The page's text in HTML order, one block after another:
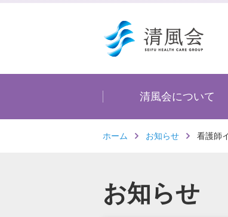
清風会について
ホーム お知らせ 看護師
お知らせ